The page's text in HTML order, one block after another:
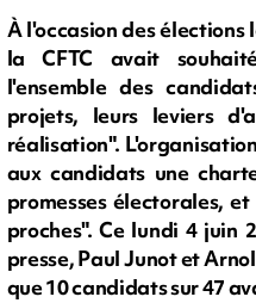
À l'occasion des élections
la CFTC avait
l'ensemble des
projets, leurs leviers
réalisation".
aux candidats une
promesses électorales,
proches". Ce lundi 4 juin
presse, Paul Junot et
que 10 candidats sur 47